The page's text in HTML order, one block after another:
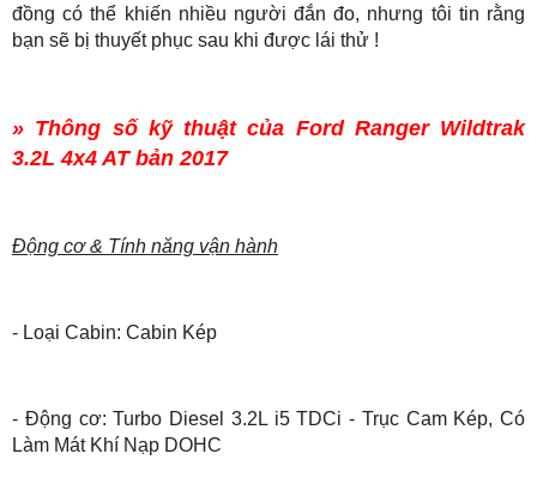
đồng có thể khiến nhiều người đắn đo, nhưng tôi tin rằng
bạn sẽ bị thuyết phục sau khi được lái thử !
» Thông số kỹ thuật của Ford Ranger Wildtrak
3.2L 4x4 AT bản 2017
Động cơ & Tính năng vận hành
- Loại Cabin: Cabin Kép
- Động cơ: Turbo Diesel 3.2L i5 TDCi - Trục Cam Kép, Có
Làm Mát Khí Nạp DOHC